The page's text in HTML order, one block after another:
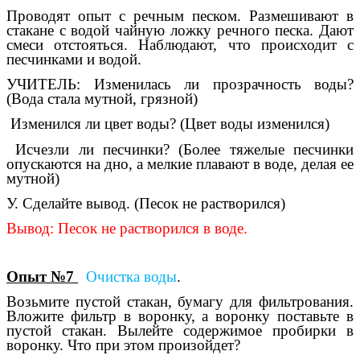
Проводят опыт с речным песком. Размешивают в
стакане с водой чайную ложку речного песка. Дают
смеси отстояться. Наблюдают, что происходит с
песчинками и водой.
УЧИТЕЛЬ: Изменилась ли прозрачность воды?
(Вода стала мутной, грязной)
Изменился ли цвет воды? (Цвет воды изменился)
Исчезли ли песчинки? (Более тяжелые песчинки
опускаются на дно, а мелкие плавают в воде, делая ее
мутной)
У. Сделайте вывод. (Песок не растворился)
Вывод: Песок не растворился в воде.
Опыт №7 Очистка воды.
Возьмите пустой стакан, бумагу для фильтрования.
Вложите фильтр в воронку, а воронку поставьте в
пустой стакан. Вылейте содержимое пробирки в
воронку. Что при этом произойдет?